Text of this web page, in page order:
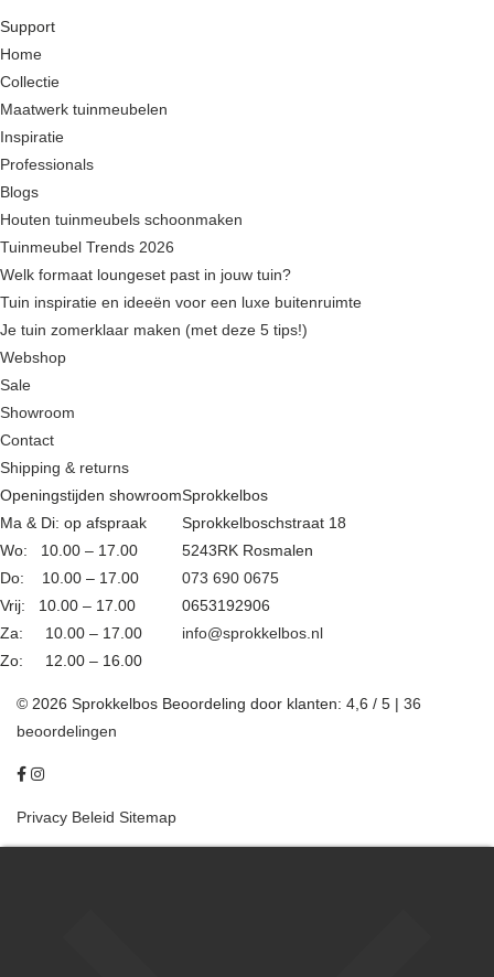
product
has
multiple
variants.
The
options
may
be
chosen
on
the
product
page
Support
Home
Collectie
Maatwerk tuinmeubelen
Inspiratie
Professionals
Blogs
Houten tuinmeubels schoonmaken
Tuinmeubel Trends 2026
Welk formaat loungeset past in jouw tuin?
Tuin inspiratie en ideeën voor een luxe buitenruimte
Je tuin zomerklaar maken (met deze 5 tips!)
Webshop
Sale
Showroom
Contact
Shipping & returns
Openingstijden showroom
Ma & Di: op afspraak
Wo: 10.00 – 17.00
Do: 10.00 – 17.00
Vrij: 10.00 – 17.00
Za: 10.00 – 17.00
Zo: 12.00 – 16.00
Sprokkelbos
Sprokkelboschstraat 18
5243RK Rosmalen
073 690 0675
0653192906
info@sprokkelbos.nl
© 2026 Sprokkelbos Beoordeling door klanten: 4,6 / 5 | 36
beoordelingen
Privacy Beleid Sitemap